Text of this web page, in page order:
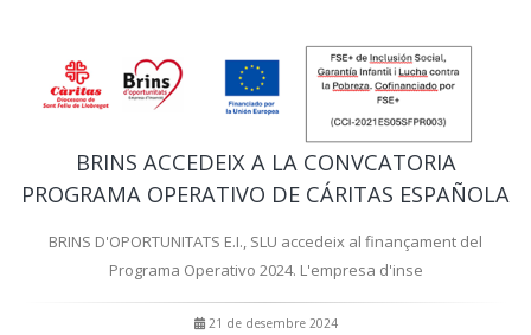
BRINS ACCEDEIX A LA CONVCATORIA
PROGRAMA OPERATIVO DE CÁRITAS ESPAÑOLA
BRINS D'OPORTUNITATS E.I., SLU accedeix al finançament del
Programa Operativo 2024. L'empresa d'inse
21 de desembre 2024